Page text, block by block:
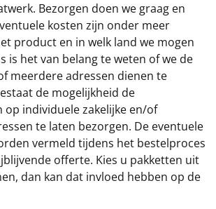
Bezorgen doen we graag en
kosten zijn onder meer
product en in welk land we mogen
is het van belang te weten of we de
meerdere adressen dienen te
de mogelijkheid de
op individuele zakelijke en/of
te laten bezorgen. De eventuele
vermeld tijdens het bestelproces
offerte. Kies u pakketten uit
dan kan dat invloed hebben op de